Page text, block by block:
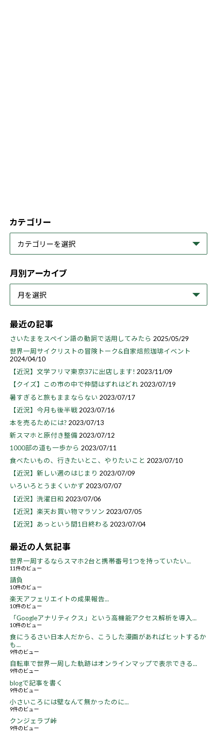
カテゴリー
月別アーカイブ
最近の記事
さいたまをスペイン語の動詞で活用してみたら 2025/05/29
世界一周サイクリストの冒険トーク&自家焙煎珈琲イベント
2024/04/10
【近況】文学フリマ東京37に出店します! 2023/11/09
【クイズ】この市の中で仲間はずれはどれ 2023/07/19
暑すぎると旅もままならない 2023/07/17
【近況】今月も後半戦 2023/07/16
本を売るためには? 2023/07/13
新スマホと原付き整備 2023/07/12
1000部の道も一歩から 2023/07/11
食べたいもの、行きたいとこ、やりたいこと 2023/07/10
【近況】新しい週のはじまり 2023/07/09
いろいろとうまくいかず 2023/07/07
【近況】洗濯日和 2023/07/06
【近況】楽天お買い物マラソン 2023/07/05
【近況】あっという間1日終わる 2023/07/04
最近の人気記事
世界一周するならスマホ2台と携帯番号1つを持っていたい...
11件のビュー
請負
10件のビュー
楽天アフェリエイトの成果報告...
10件のビュー
「Googleアナリティクス」という高機能アクセス解析を導入...
10件のビュー
食にうるさい日本人だから、こうした漫画があればヒットするか
も...
9件のビュー
自転車で世界一周した軌跡はオンラインマップで表示できる...
9件のビュー
blogで記事を書く
9件のビュー
小さいころには壁なんて無かったのに...
9件のビュー
クンジェラブ峠
9件のビュー